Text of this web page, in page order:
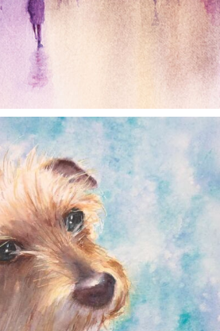
annettemorris.art
Dec 28